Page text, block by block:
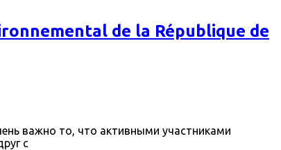
de la République de
важно то, что активными участниками
с